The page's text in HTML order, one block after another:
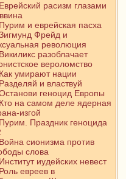
расизм глазами
и еврейская пасха
Фрейд и
революция
разоблачает
вероломство
умирают нации
и властвуй
геноцид Европы
на самом деле ядерная
изгой
Праздник геноцида
сионизма против
слова
иудейских невест
евреев в